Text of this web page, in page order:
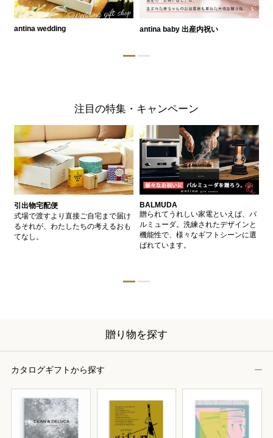
antina wedding antina baby 出産内祝い
注目の特集・キャンペーン
引出物宅配便
式場で渡すより直接ご自宅まで届け
るそれが、わたしたちの考えるおも
てなし。
BALMUDA
贈られてうれしい家電といえば、バ
ルミューダ。洗練されたデザインと
機能性で、様々なギフトシーンに選
ばれています。
贈り物を探す
カタログギフトから探す